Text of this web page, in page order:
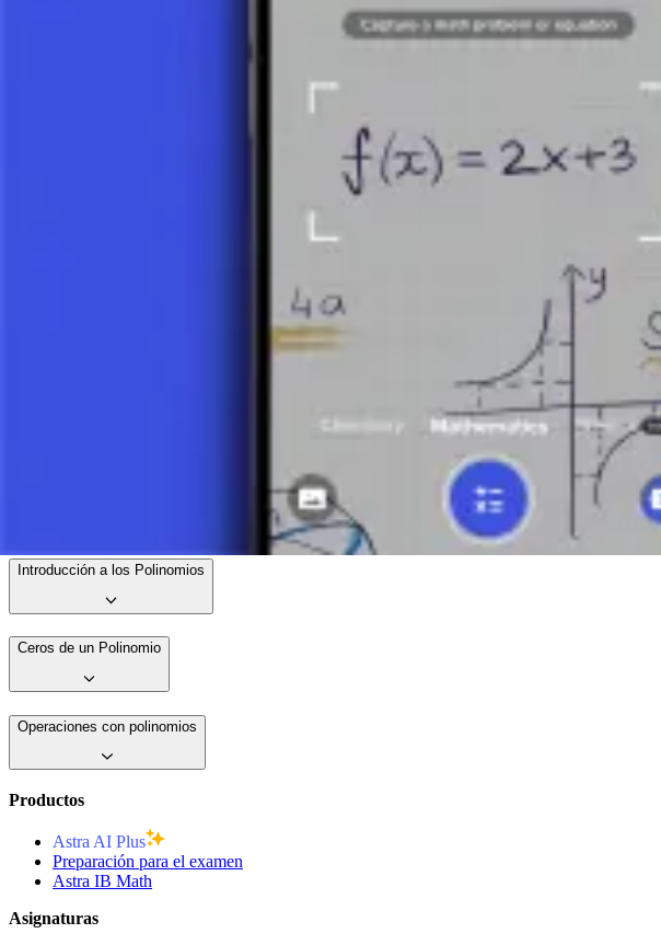
La representación gráfica de un polinomio puede ser útil para identificar visualmente los
Encontrar los ceros de un polinomio es una habilidad clave en álgebra y tiene importantes
factorización hasta el uso de herramientas gráficas, permite la resolución efectiva de
del movimiento hasta la optimización de funciones.
¿Cómo Encontrar los Ceros de un Polinomio?
Introducción a los Polinomios
Ceros de un Polinomio
Operaciones con polinomios
Productos
Astra AI Plus
Preparación para el examen
Astra IB Math
Asignaturas